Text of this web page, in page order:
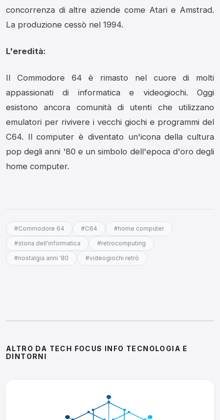
concorrenza di altre aziende come Atari e Amstrad.
La produzione cessò nel 1994.
L'eredità:
Il Commodore 64 è rimasto nel cuore di molti
appassionati di informatica e videogiochi. Oggi
esistono ancora comunità di utenti che utilizzano
emulatori per rivivere i vecchi giochi e programmi del
C64. Il computer è diventato un'icona della cultura
pop degli anni '80 e un simbolo dell'epoca d'oro degli
home computer.
#Commodore 64 #C64
#home computer
#storia dell'informatica
#retrocomputing
#nostalgia anni '80
#videogiochi retrò
ALTRO DA TECH FOCUS INFO TECNOLOGIA E
DINTORNI